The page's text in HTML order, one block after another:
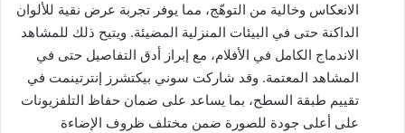
الانعكاس وخالية من التوهّج، مما يوفر تجربة عرض نقية للألوان
الداكنة حتى في البيئات المنزلية المضيئة. ويتيح ذلك للمشاهد
الاندماج الكامل في الأفلام، مع إبراز أدق التفاصيل حتى في
المشاهد المعتمة. وقد شاركت سوني بيكتشرز إنترتينمت في
تقييم طبقة السطح، بما يساعد على ضمان حفاظ التلفزيونات
على أعلى جودة للصورة ضمن مختلف ظروف الإضاءة